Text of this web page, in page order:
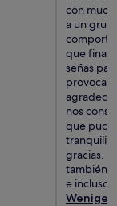
con
a un
que
señas
provocar
nos
que
gracias.
también
e incluso
Weniger